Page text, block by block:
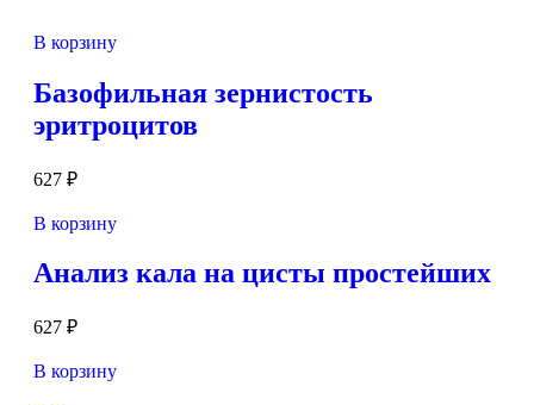
В корзину
Базофильная зернистость
эритроцитов
627 ₽
В корзину
Анализ кала на цисты простейших
627 ₽
В корзину